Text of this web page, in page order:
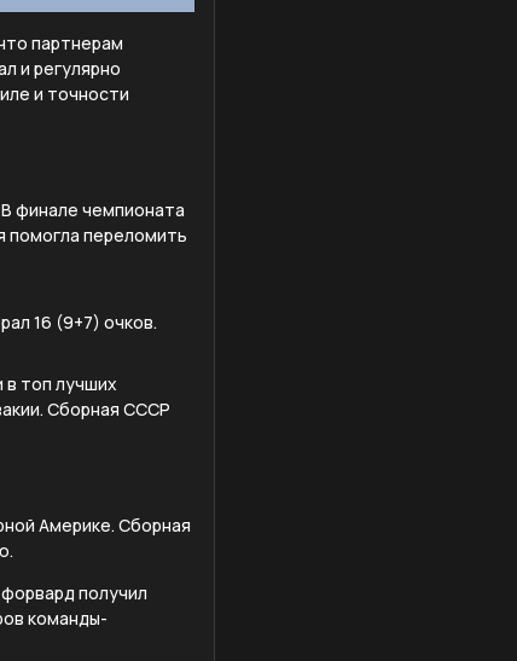
партнерам
и регулярно
и точности
финале чемпионата
помогла переломить
16 (9+7) очков.
в топ лучших
Сборная СССР
Америке. Сборная
получил
команды-